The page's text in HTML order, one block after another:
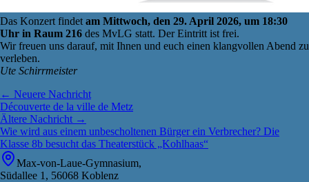
Das Konzert findet am Mittwoch, den 29. April 2026, um 18:30
Uhr in Raum 216 des MvLG statt. Der Eintritt ist frei.
Wir freuen uns darauf, mit Ihnen und euch einen klangvollen Abend zu
verleben.
Ute Schirrmeister
← Neuere Nachricht
Découverte de la ville de Metz
Ältere Nachricht →
Wie wird aus einem unbescholtenen Bürger ein Verbrecher? Die
Klasse 8b besucht das Theaterstück „Kohlhaas“
Max-von-Laue-Gymnasium,
Südallee 1, 56068 Koblenz